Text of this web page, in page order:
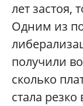
лет застоя,
Одним из
получили
сколько
стала